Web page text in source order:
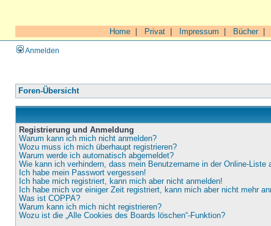
Home Privat Impressum Bücher|
Anmelden
Foren-Übersicht
Registrierung und Anmeldung
Warum kann ich mich nicht anmelden?
Wozu muss ich mich überhaupt registrieren?
Warum werde ich automatisch abgemeldet?
Wie kann ich verhindern, dass mein Benutzername in der Online-Liste
Ich habe mein Passwort vergessen!
Ich habe mich registriert, kann mich aber nicht anmelden!
Ich habe mich vor einiger Zeit registriert, kann mich aber nicht mehr
Was ist COPPA?
Warum kann ich mich nicht registrieren?
Wozu ist die „Alle Cookies des Boards löschen“-Funktion?